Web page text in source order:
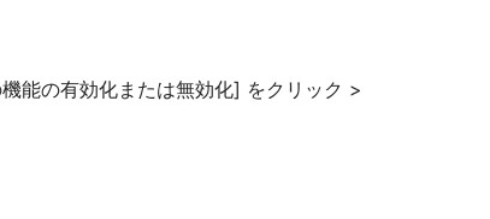
能の有効化または無効化] をクリック >